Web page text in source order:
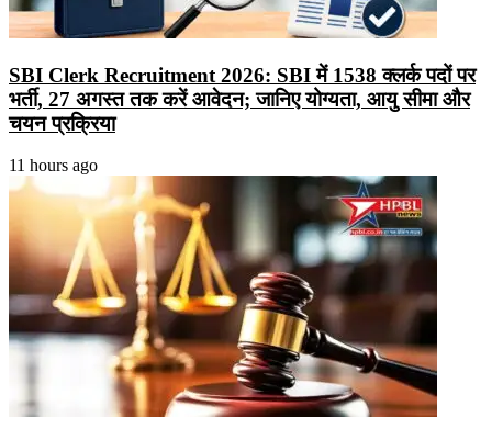
SBI Clerk Recruitment 2026: SBI में 1538 क्लर्क पदों पर
भर्ती, 27 अगस्त तक करें आवेदन; जानिए योग्यता, आयु सीमा और
चयन प्रक्रिया
11 hours ago